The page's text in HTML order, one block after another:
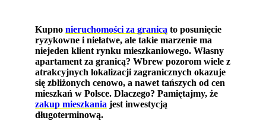
Kupnonieruchomości za granicą to posunięcie
ryzykowne i niełatwe, ale takie marzenie ma
niejeden klient rynku mieszkaniowego. Własny
apartament za granicą? Wbrew pozorom wiele z
atrakcyjnych lokalizacji zagranicznych okazuje
się zbliżonych cenowo, a nawet tańszych od cen
mieszkań w Polsce. Dlaczego? Pamiętajmy, że
zakup mieszkania jest inwestycją
długoterminową.